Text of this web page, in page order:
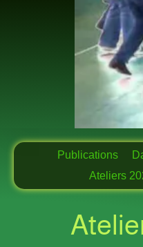
Publications
Ateliers